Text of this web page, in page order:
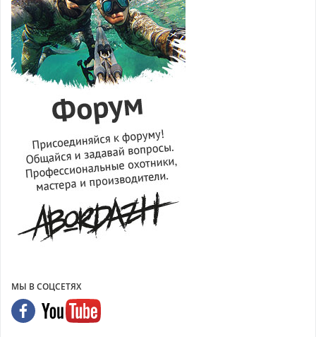
МЫ В СОЦСЕТЯХ